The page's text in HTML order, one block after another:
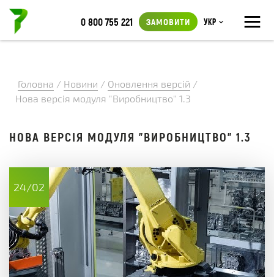
≡
0 800 755 221 ЗАМОВИТИ Укр
Головна / Новини / Оновлення версій /
Нова версія модуля "Виробництво" 1.3
НОВА ВЕРСІЯ МОДУЛЯ "ВИРОБНИЦТВО" 1.3
24/02